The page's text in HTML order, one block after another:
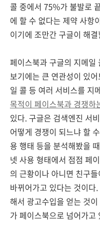
콜 중에서 75%가 불발로
에 할 수 없다는 제약 사항
이기에 조만간 구글이 해
페이스북과 구글의 지메일
보기에는 큰 연관성이 있
일 콜 등 여러 서비스를 지
목적이 페이스북과 경쟁하
있다. 구글은 검색엔진 서
어떻게 경쟁이 되느냐 할
용 행태 등을 분석해봤을
넷 사용 형태에서 점점 페
의 근황이나 아니면 친구
바뀌어가고 있다는 것이다
해서 광고수입을 얻는 것
가 페이스북으로 넘어가